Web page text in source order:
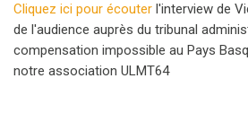
Cliquez ici pour écouter l'interview de
de l'audience auprès du tribunal
compensation impossible au Pays
notre association ULMT64